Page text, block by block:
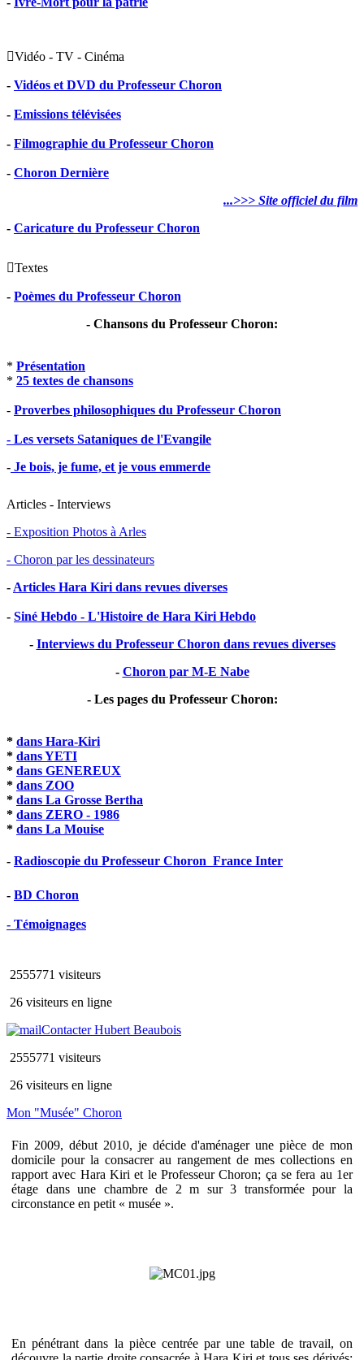
Vidéo - TV - Cinéma
- Vidéos et DVD du Professeur Choron
- Emissions télévisées
- Filmographie du Professeur Choron
- Choron Dernière
...>>> Site officiel du film
- Caricature du Professeur Choron
Textes
- Poèmes du Professeur Choron
- Chansons du Professeur Choron:
* Présentation
* 25 textes de chansons
- Proverbes philosophiques du Professeur Choron
- Les versets Sataniques de l'Evangile
- Je bois, je fume, et je vous emmerde
Articles - Interviews
- Exposition Photos à Arles
- Choron par les dessinateurs
- Articles Hara Kiri dans revues diverses
- Siné Hebdo - L'Histoire de Hara Kiri Hebdo
- Interviews du Professeur Choron dans revues diverses
- Choron par M-E Nabe
- Les pages du Professeur Choron:
* dans Hara-Kiri
* dans YETI
* dans GENEREUX
* dans ZOO
* dans La Grosse Bertha
* dans ZERO - 1986
* dans La Mouise
- Radioscopie du Professeur Choron  France Inter
- BD Choron
- Témoignages
2555771 visiteurs
26 visiteurs en ligne
Contacter Hubert Beaubois
2555771 visiteurs
26 visiteurs en ligne
Mon "Musée" Choron
Fin 2009, début 2010, je décide d'aménager une pièce de mon
domicile pour la consacrer au rangement de mes collections en
rapport avec Hara Kiri et le Professeur Choron; ça se fera au 1er
étage dans une chambre de 2 m sur 3 transformée pour la
circonstance en petit « musée ».
En pénétrant dans la pièce centrée par une table de travail, on